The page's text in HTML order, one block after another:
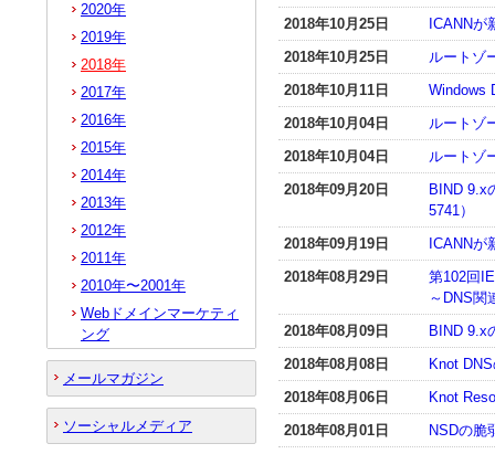
2018年10月25日
ICANN
2018年10月25日
ルートゾ
2018年10月11日
Windows
2018年10月04日
ルートゾ
2018年10月04日
ルートゾ
2018年09月20日
BIND 9.x
5741）
2018年09月19日
ICANN
2018年08月29日
第102回
～DNS関
2018年08月09日
BIND 9.x
2018年08月08日
Knot
2018年08月06日
Knot
2018年08月01日
NSDの脆
2020年
2019年
2018年
2017年
2016年
2015年
2014年
2013年
2012年
2011年
2010年〜2001年
Webドメインマーケティ
ング
メールマガジン
ソーシャルメディア